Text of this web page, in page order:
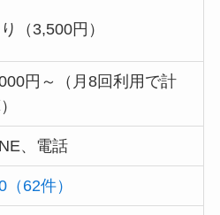
（3,500円）
円～（月8回利用で計
、電話
（62件）